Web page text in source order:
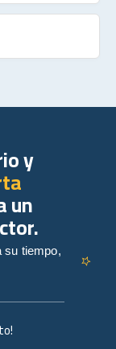
y
un
su tiempo,